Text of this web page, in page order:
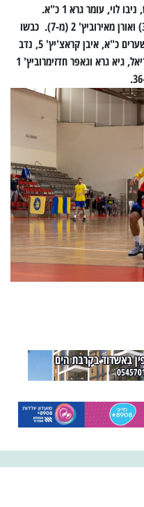
עמרי קושמרו ואופיר כהן 2 כ"א, אור פרקש, ניבו לוי, עומר גרא 1 כ"א.
שוערים: סבטיסלב ורקיץ' 11 עצירות (מ-34) ואורן מאירוביץ' 2 (מ-7). כבשו
למכבי ראשל"צ: קסם עמיאל וירמי סידי 6 שערים כ"א, איבן קראצ'יץ' 5, נדב
ניזרי ופאבל אטמן 4 כ"א, מוטולה 2, גל עזריאל, גיא גרא וגאפר חדזימרוביץ' 1